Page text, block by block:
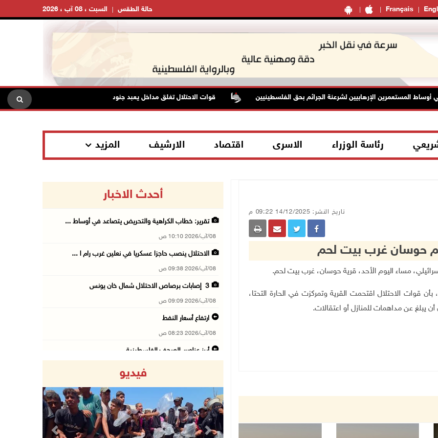
Français السبت ، 08 آب ، 2026 حالة الطقس
المستعمرين الإرهابيين لشرعنة الجرائم بحق الفلسطينيين قوات الاحتلال تغلق مداخل يعبد جنوب غرب جنين تواصل انتهاكات
رئاسة الوزراء الاسرى اقتصاد الارشيف المزيد
تاريخ النشر: 14/12/2025 09:22 م
حوسان غرب بيت لحم
قوات الاحتلال اقتحمت القرية وتمركزت في الحارة التحتا،
يبلغ عن مداهمات للمنازل أو اعتقالات.
أحدث الاخبار
تقرير: خطاب الكراهية والتحريض يتصاعد في أوساط ...
08/آب/2026 10:10 ص
الاحتلال ينصب حاجزا عسكريا في نعلين غرب رام ا ...
08/آب/2026 09:38 ص
3 إصابات برصاص الاحتلال شمال خان يونس
08/آب/2026 09:09 ص
ارتفاع أسعار النفط
08/آب/2026 08:23 ص
أبرز عناوين الصحف الفلسطينية
08/آب/2026 07:52 ص
تواصل انتهاكات الاحتلال والمستعمرين: إصابات و ...
08/آب/2026 12:01 ص
فيديو
Previous Next